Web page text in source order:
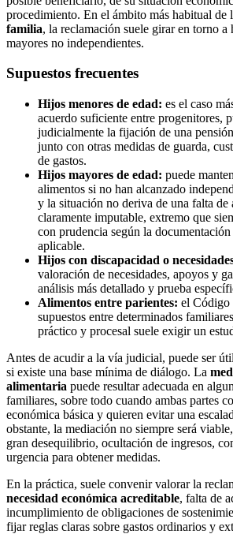
procedimiento. En el ámbito más habitual de
familia, la reclamación suele girar en torno a
mayores no independientes.
Supuestos frecuentes
Hijos menores de edad: es el caso
acuerdo suficiente entre progenitores,
judicialmente la fijación de una
junto con otras medidas de guarda,
de gastos.
Hijos mayores de edad: puede
alimentos si no han alcanzado
y la situación no deriva de una falta de
claramente imputable, extremo que
con prudencia según la
aplicable.
Hijos con discapacidad o
valoración de necesidades, apoyos y
análisis más detallado y prueba
Alimentos entre parientes: el Código
supuestos entre determinados
práctico y procesal suele exigir un
Antes de acudir a la vía judicial, puede ser
si existe una base mínima de diálogo. La
alimentaria puede resultar adecuada en
familiares, sobre todo cuando ambas partes
económica básica y quieren evitar una
obstante, la mediación no siempre será
gran desequilibrio, ocultación de ingresos,
urgencia para obtener medidas.
En la práctica, suele convenir valorar la
necesidad económica acreditable, falta de
incumplimiento de obligaciones de
fijar reglas claras sobre gastos ordinarios y